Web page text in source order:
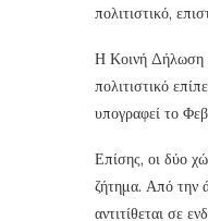
πολιτιστικό,
Η Κοινή Δήλωση
πολιτιστικό
υπογραφεί το
Επίσης, οι δύο
ζήτημα. Από την
αντιτίθεται σε